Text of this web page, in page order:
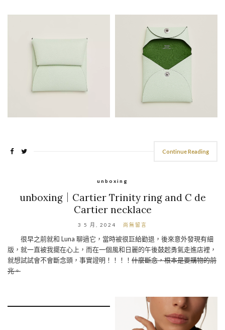
Continue Reading
unboxing
unboxing｜Cartier Trinity ring and C de
Cartier necklace
3 5 月, 2024 尚無留言
很早之前就和 Luna 聊過它，當時被很巨給勸退，後來意外發現有細
版，就一直被我擺在心上，而在一個風和日麗的午後鼓起勇氣走進店裡，
就想試試會不會斷念頭，事實證明！！！！ 什麼斷念，根本是要購物的前
兆。